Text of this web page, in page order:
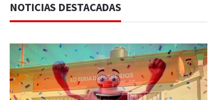
NOTICIAS DESTACADAS